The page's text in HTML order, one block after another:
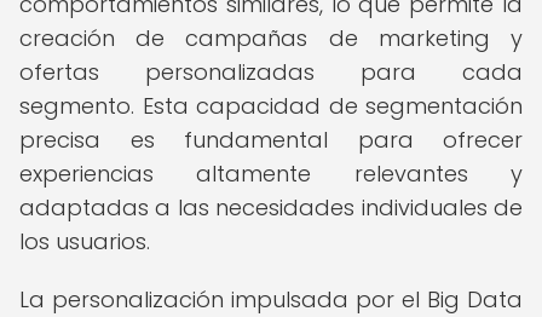
creación de campañas de marketing y
ofertas personalizadas para cada
segmento. Esta capacidad de segmentación
precisa es fundamental para ofrecer
experiencias altamente relevantes y
adaptadas a las necesidades individuales de
los usuarios.
La personalización impulsada por el Big Data